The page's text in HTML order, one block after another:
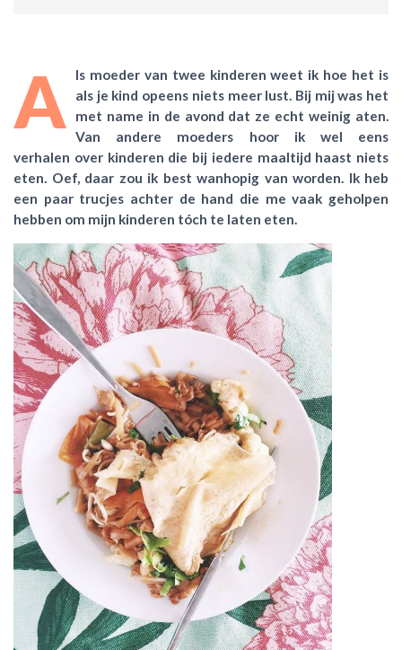
A
ls moeder van twee kinderen weet ik hoe het is
als je kind opeens niets meer lust. Bij mij was het
met name in de avond dat ze echt weinig aten.
Van andere moeders hoor ik wel eens
verhalen over kinderen die bij iedere maaltijd haast niets
eten. Oef, daar zou ik best wanhopig van worden. Ik heb
een paar trucjes achter de hand die me vaak geholpen
hebben om mijn kinderen tóch te laten eten.